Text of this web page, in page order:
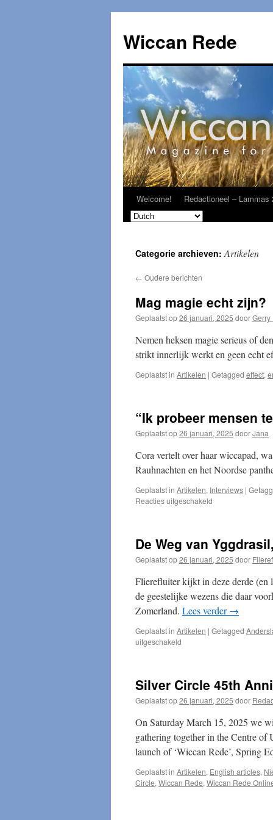
de
inhoud
Wiccan Rede
Welcome! Redactioneel – Lammas
Categorie archieven:Artikelen
← Oudere berichten
Mag magie echt zijn?
Geplaatst op26 januari, 2025 doorGerry
Nemen heksen magie serieus of
strikt innerlijk werkt en geen echt
Geplaatst in Artikelen | Getagged effect,
“Ik probeer mensen
Geplaatst op26 januari, 2025 doorJana
Cora vertelt over haar wiccapad,
Rauhnachten en het Noordse
Geplaatst in Artikelen, Interviews |
Reacties uitgeschakeld
te
verbinden”
De Weg van
Geplaatst op26 januari, 2025 door
Flierefluiter kijkt in deze derde (en
de geestelijke wezens die daar
Zomerland. Lees verder→
Geplaatst in Artikelen | Getagged
uitgeschakeld
Yggdrasil,
deel
3
Silver Circle 45th
Geplaatst op26 januari, 2025 door
On Saturday March 15, 2025 we
gathering together in the Centre
launch of ‘Wiccan Rede’, Spring
Geplaatst in Artikelen, English articles,
Circle, Wiccan Rede, Wiccan Rede